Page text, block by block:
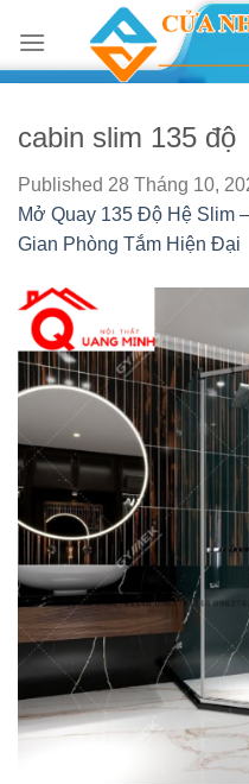
content
cabin slim 135 độ
Published 28 Tháng 10,
Mở Quay 135 Độ Hệ Slim
Gian Phòng Tắm Hiện Đại